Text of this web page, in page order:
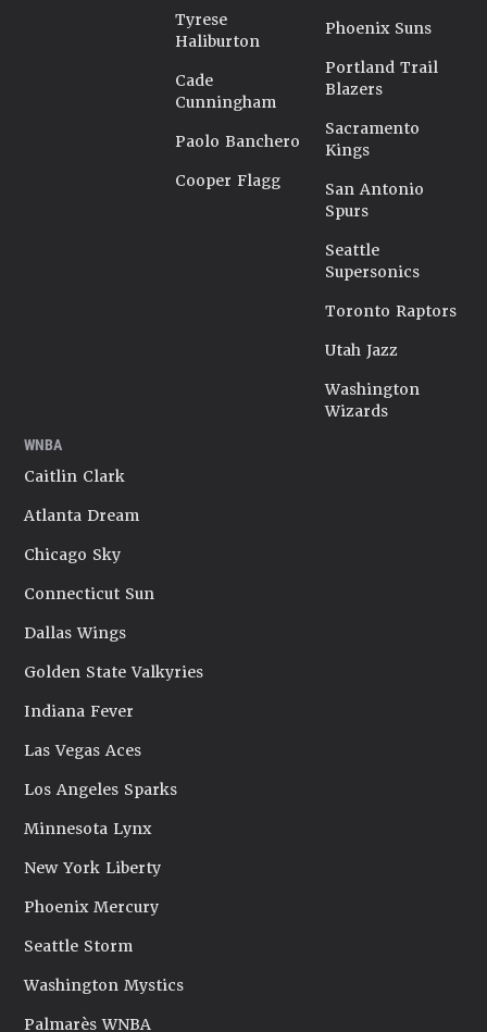
Tyrese
Haliburton
Cade
Cunningham
Paolo Banchero
Cooper Flagg
Phoenix Suns
Portland Trail
Blazers
Sacramento
Kings
San Antonio
Spurs
Seattle
Supersonics
Toronto Raptors
Utah Jazz
Washington
Wizards
WNBA
Caitlin Clark
Atlanta Dream
Chicago Sky
Connecticut Sun
Dallas Wings
Golden State Valkyries
Indiana Fever
Las Vegas Aces
Los Angeles Sparks
Minnesota Lynx
New York Liberty
Phoenix Mercury
Seattle Storm
Washington Mystics
Palmarès WNBA